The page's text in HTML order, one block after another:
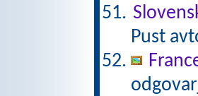
Pust